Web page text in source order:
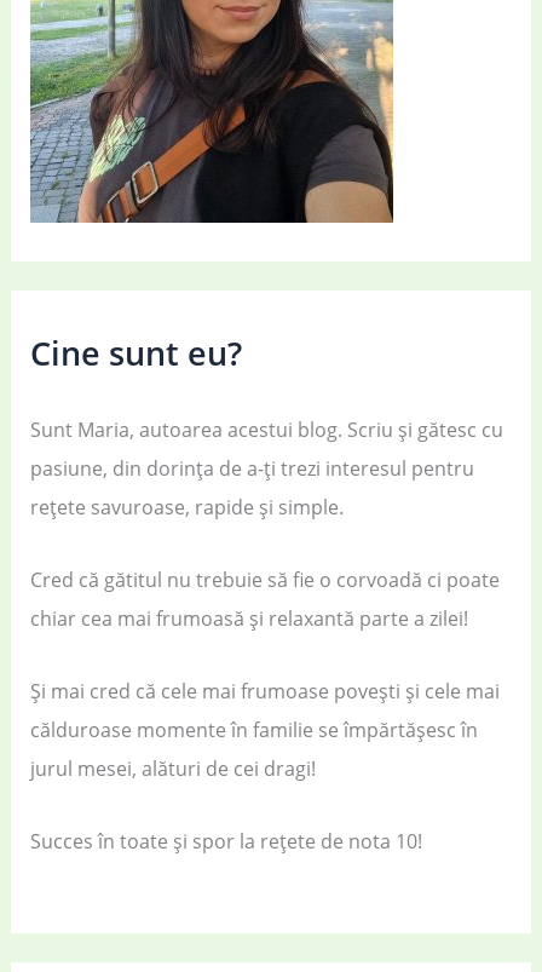
Cine sunt eu?
Sunt Maria, autoarea acestui blog. Scriu și gătesc cu
pasiune, din dorința de a-ți trezi interesul pentru
rețete savuroase, rapide și simple.
Cred că gătitul nu trebuie să fie o corvoadă ci poate
chiar cea mai frumoasă și relaxantă parte a zilei!
Și mai cred că cele mai frumoase povești și cele mai
călduroase momente în familie se împărtășesc în
jurul mesei, alături de cei dragi!
Succes în toate și spor la rețete de nota 10!